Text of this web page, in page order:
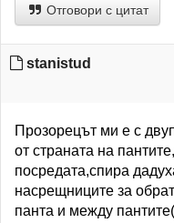
Отговори с цитат
stanistud
Прозорецът ми е с
от страната на
посредата,спира
насрещниците за
панта и между